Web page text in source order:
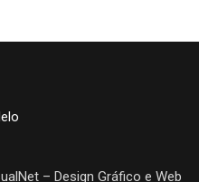
– Design Gráfico e Web